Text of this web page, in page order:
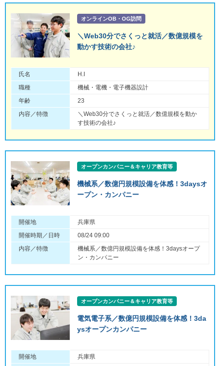
オンラインOB・OG訪問
＼Web30分でさくっと就活／数億規模を
動かす技術の会社♪
氏名
H.I
職種
機械・電機・電子機器設計
年齢
23
内容／特徴
＼Web30分でさくっと就活／数億規模を動か
す技術の会社♪
オープンカンパニー＆キャリア教育等
機械系／数億円規模設備を体感！3daysオ
ープン・カンパニー
開催地
兵庫県
開催時期／日時
08/24 09:00
内容／特徴
機械系／数億円規模設備を体感！3daysオープ
ン・カンパニー
オープンカンパニー＆キャリア教育等
電気電子系／数億円規模設備を体感！3da
ysオープンカンパニー
開催地
兵庫県